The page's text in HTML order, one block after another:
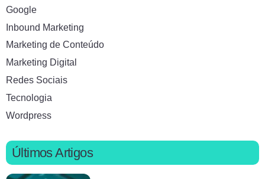
Google
Inbound Marketing
Marketing de Conteúdo
Marketing Digital
Redes Sociais
Tecnologia
Wordpress
Últimos Artigos